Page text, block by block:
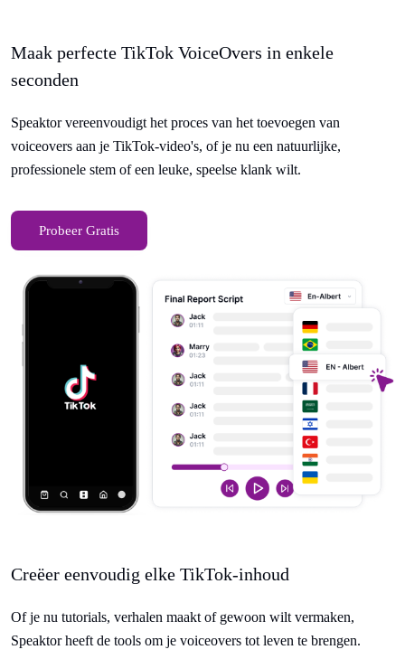
Maak perfecte TikTok VoiceOvers in enkele
seconden
Speaktor vereenvoudigt het proces van het toevoegen van
voiceovers aan je TikTok-video's, of je nu een natuurlijke,
professionele stem of een leuke, speelse klank wilt.
Probeer Gratis
Creëer eenvoudig elke TikTok-inhoud
Of je nu tutorials, verhalen maakt of gewoon wilt vermaken,
Speaktor heeft de tools om je voiceovers tot leven te brengen.